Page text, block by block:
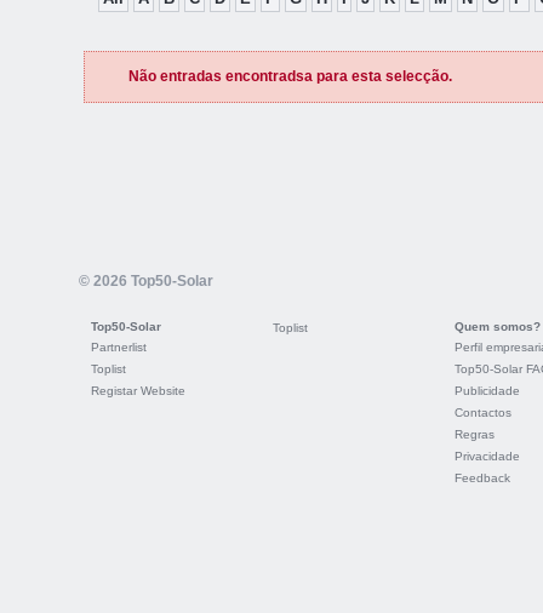
Não entradas encontradsa para esta selecção.
© 2026 Top50-Solar
Top50-Solar
Partnerlist
Toplist
Registar Website
Toplist
Quem somos?
Perfil
Top50-Solar
Publicidade
Contactos
Regras
Privacidade
Feedback